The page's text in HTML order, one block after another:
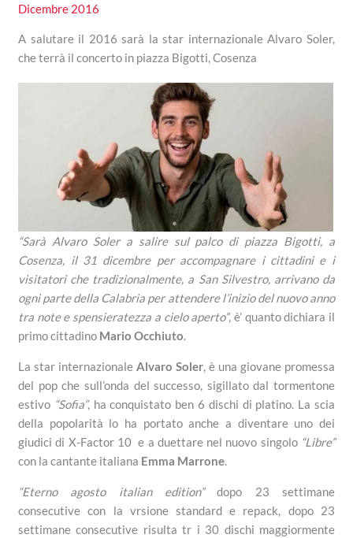
Dicembre 2016
A salutare il 2016 sarà la star internazionale Alvaro Soler,
che terrà il concerto in piazza Bigotti, Cosenza
“Sarà Alvaro Soler a salire sul palco di piazza Bigotti, a
Cosenza, il 31 dicembre per accompagnare i cittadini e i
visitatori che tradizionalmente, a San Silvestro, arrivano da
ogni parte della Calabria per attendere l’inizio del nuovo anno
tra note e spensieratezza a cielo aperto”, è’ quanto dichiara il
primo cittadino Mario Occhiuto
La star internazionale Alvaro Soler , è una giovane promessa
del pop che sull’onda del successo, sigillato dal tormentone
estivo “Sofia”, ha conquistato ben 6 dischi di platino. La scia
della popolarità lo ha portato anche a diventare uno dei
giudici di X-Factor 10 e a duettare nel nuovo singolo “Libre”
con la cantante italiana Emma Marrone
“Eterno agosto italian edition”dopo 23 settimane
consecutive con la vrsione standard e repack, dopo 23
settimane consecutive risulta tr i 30 dischi maggiormente